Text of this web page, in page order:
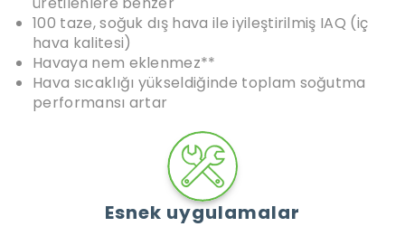
100 taze, soğuk dış hava ile iyileştirilmiş IAQ (iç
hava kalitesi)
Havaya nem eklenmez**
Hava sıcaklığı yükseldiğinde toplam soğutma
performansı artar
Esnek uygulamalar